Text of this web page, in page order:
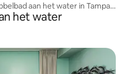
aan het water in Tampa,
het water